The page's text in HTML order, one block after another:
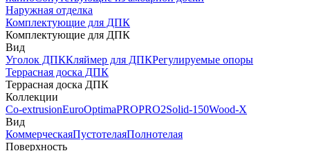
Наружная отделка
Комплектующие для ДПК
Комплектующие для ДПК
Вид
Уголок ДПККляймер для ДПКРегулируемые опоры
Террасная доска ДПК
Террасная доска ДПК
Коллекции
Co-extrusionEuroOptimaPROPRO2Solid-150Wood-X
Вид
КоммерческаяПустотелаяПолнотелая
Поверхность